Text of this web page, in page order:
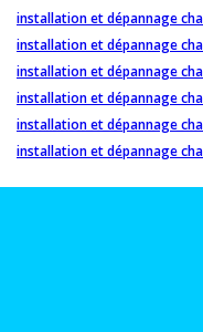
installation et dépannage
installation et dépannage
installation et dépannage
installation et dépannage
installation et dépannage
installation et dépannage